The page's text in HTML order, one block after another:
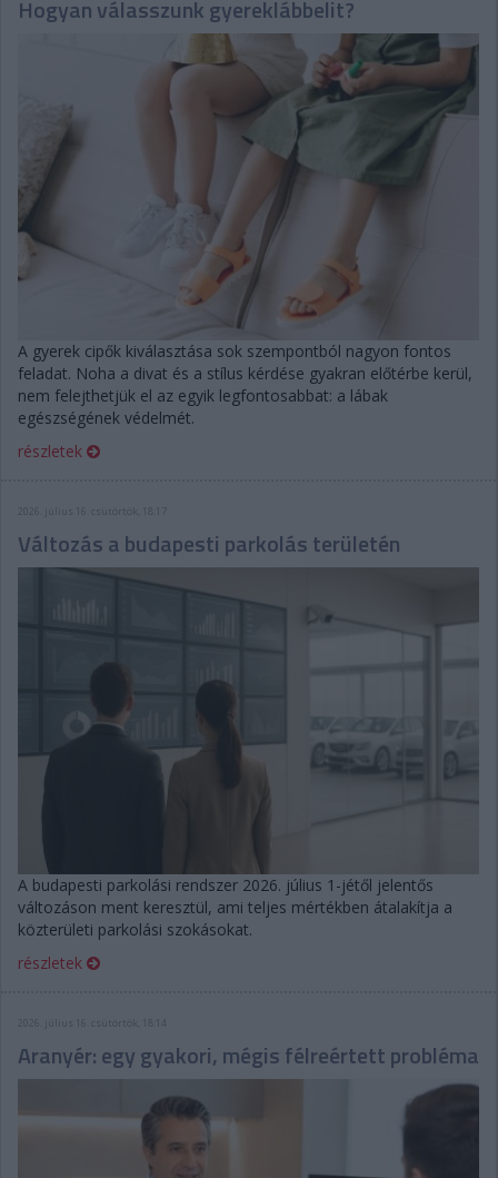
Hogyan válasszunk gyereklábbelit?
A gyerek cipők kiválasztása sok szempontból nagyon fontos
feladat. Noha a divat és a stílus kérdése gyakran előtérbe kerül,
nem felejthetjük el az egyik legfontosabbat: a lábak
egészségének védelmét.
részletek
2026. július 16. csütörtök, 18:17
Változás a budapesti parkolás területén
A budapesti parkolási rendszer 2026. július 1-jétől jelentős
változáson ment keresztül, ami teljes mértékben átalakítja a
közterületi parkolási szokásokat.
részletek
2026. július 16. csütörtök, 18:14
Aranyér: egy gyakori, mégis félreértett probléma